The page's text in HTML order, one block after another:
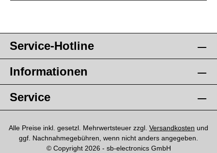
Service-Hotline
Informationen
Service
Alle Preise inkl. gesetzl. Mehrwertsteuer zzgl. Versandkosten und
ggf. Nachnahmegebühren, wenn nicht anders angegeben.
© Copyright 2026 - sb-electronics GmbH